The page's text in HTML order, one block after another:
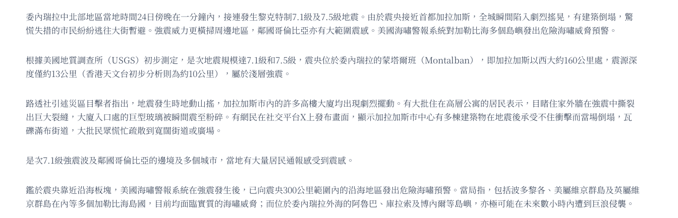
委內瑞拉中北部地區當地時間24日傍晚在一分鐘內，接連發生黎克特制7.1級及7.5級地震。由於震央接近首都加拉加斯，全城瞬間陷入劇烈搖晃，有建築倒塌，驚
慌失措的市民紛紛逃往大街暫避。強震威力更橫掃周邊地區，鄰國哥倫比亞亦有大範圍震感。美國海嘯警報系統對加勒比海多個島嶼發出危險海嘯威脅預警。
根據美國地質調查所（USGS）初步測定，是次地震規模達7.1級和7.5級，震央位於委內瑞拉的蒙塔爾班（Montalban），即加拉加斯以西大約160公里處，震源深
度僅約13公里（香港天文台初步分析則為約10公里），屬於淺層強震。
路透社引述災區目擊者指出，地震發生時地動山搖，加拉加斯市內的許多高樓大廈均出現劇烈擺動。有大批住在高層公寓的居民表示，目睹住家外牆在強震中撕裂
出巨大裂縫，大廈入口處的巨型玻璃被瞬間震至粉碎。有網民在社交平台X上發布畫面，顯示加拉加斯市中心有多棟建築物在地震後承受不住衝擊而當場倒塌，瓦
礫滿布街道，大批民眾慌忙疏散到寬闊街道或廣場。
是次7.1級強震波及鄰國哥倫比亞的邊境及多個城市，當地有大量居民通報感受到震感。
鑑於震央靠近沿海板塊，美國海嘯警報系統在強震發生後，已向震央300公里範圍內的沿海地區發出危險海嘯預警。當局指，包括波多黎各、美屬維京群島及英屬維
京群島在內等多個加勒比海島國，目前均面臨實質的海嘯威脅；而位於委內瑞拉外海的阿魯巴、庫拉索及博內爾等島嶼，亦極可能在未來數小時內遭到巨浪侵襲。